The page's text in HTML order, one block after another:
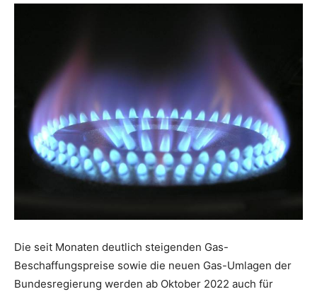
Die seit Monaten deutlich steigenden Gas-
Beschaffungspreise sowie die neuen Gas-Umlagen der
Bundesregierung werden ab Oktober 2022 auch für